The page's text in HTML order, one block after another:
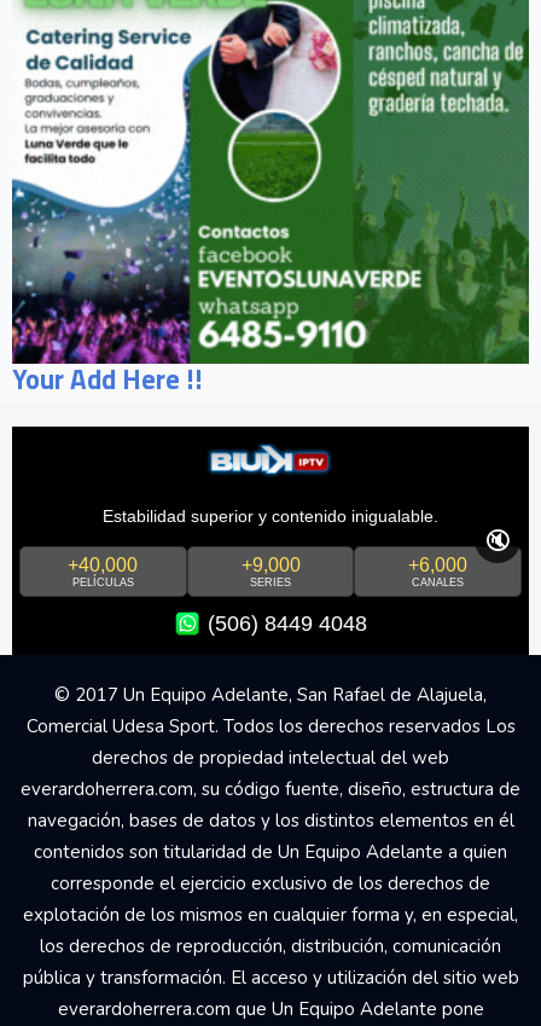
Your Add Here !!
Estabilidad superior y contenido inigualable.
+40,000
PELÍCULAS
+9,000
SERIES
+6,000
CANALES
(506) 8449 4048
🔇
© 2017 Un Equipo Adelante, San Rafael de Alajuela,
Comercial Udesa Sport. Todos los derechos reservados Los
derechos de propiedad intelectual del web
everardoherrera.com, su código fuente, diseño, estructura de
navegación, bases de datos y los distintos elementos en él
contenidos son titularidad de Un Equipo Adelante a quien
corresponde el ejercicio exclusivo de los derechos de
explotación de los mismos en cualquier forma y, en especial,
los derechos de reproducción, distribución, comunicación
pública y transformación. El acceso y utilización del sitio web
everardoherrera.com que Un Equipo Adelante pone